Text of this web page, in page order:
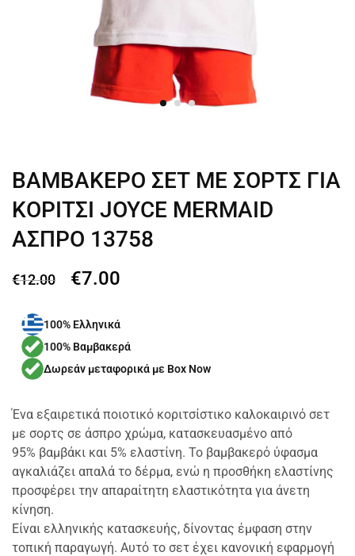
ΒΑΜΒΑΚΕΡΟ ΣΕΤ ΜΕ ΣΟΡΤΣ ΓΙΑ
ΚΟΡΙΤΣΙ JOYCE MERMAID
ΑΣΠΡΟ 13758
€12.00 €7.00
100% Ελληνικά
100% Βαμβακερά
Δωρεάν μεταφορικά με Box Now
Ένα εξαιρετικά ποιοτικό κοριτσίστικο καλοκαιρινό σετ
με σορτς σε άσπρο χρώμα, κατασκευασμένο από
95% βαμβάκι και 5% ελαστίνη. Το βαμβακερό ύφασμα
αγκαλιάζει απαλά το δέρμα, ενώ η προσθήκη ελαστίνης
προσφέρει την απαραίτητη ελαστικότητα για άνετη
κίνηση.
Είναι ελληνικής κατασκευής, δίνοντας έμφαση στην
τοπική παραγωγή. Αυτό το σετ έχει κανονική εφαρμογή